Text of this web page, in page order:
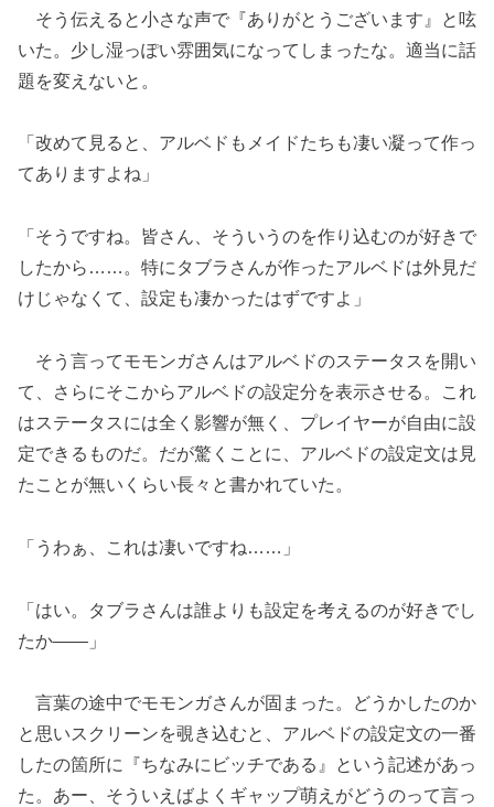
そう伝えると小さな声で『ありがとうございます』と呟
いた。少し湿っぽい雰囲気になってしまったな。適当に話
題を変えないと。
「改めて見ると、アルベドもメイドたちも凄い凝って作っ
てありますよね」
「そうですね。皆さん、そういうのを作り込むのが好きで
したから……。特にタブラさんが作ったアルベドは外見だ
けじゃなくて、設定も凄かったはずですよ」
そう言ってモモンガさんはアルベドのステータスを開い
て、さらにそこからアルベドの設定分を表示させる。これ
はステータスには全く影響が無く、プレイヤーが自由に設
定できるものだ。だが驚くことに、アルベドの設定文は見
たことが無いくらい長々と書かれていた。
「うわぁ、これは凄いですね……」
「はい。タブラさんは誰よりも設定を考えるのが好きでし
たか――」
言葉の途中でモモンガさんが固まった。どうかしたのか
と思いスクリーンを覗き込むと、アルベドの設定文の一番
したの箇所に『ちなみにビッチである』という記述があっ
た。あー、そういえばよくギャップ萌えがどうのって言っ